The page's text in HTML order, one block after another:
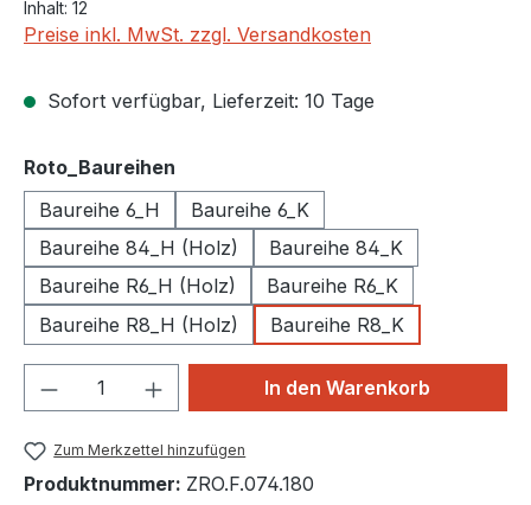
Inhalt: 12
Preise inkl. MwSt. zzgl. Versandkosten
Sofort verfügbar, Lieferzeit: 10 Tage
Roto_Baureihen
Baureihe 6_H
Baureihe 6_K
Baureihe 84_H (Holz)
Baureihe 84_K
Baureihe R6_H (Holz)
Baureihe R6_K
Baureihe R8_H (Holz)
Baureihe R8_K
Produkt Anzahl: Gib denIn den Warenkorb
Zum Merkzettel hinzufügen
Produktnummer: ZRO.F.074.180